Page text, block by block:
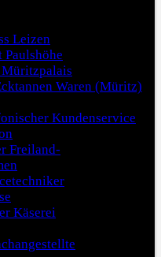
Leizen
Paulshöhe
Waren (Müritz)
Kundenservice
Freiland-
Käserei